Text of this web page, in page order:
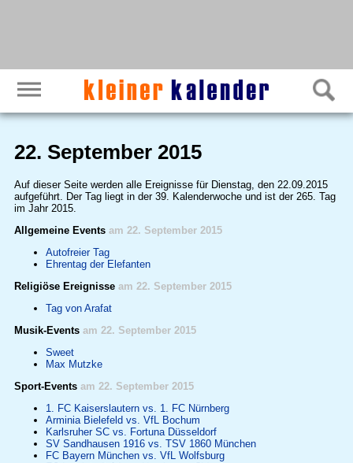
22. September 2015
Auf dieser Seite werden alle Ereignisse für Dienstag, den 22.09.2015
aufgeführt. Der Tag liegt in der 39. Kalenderwoche und ist der 265. Tag
im Jahr 2015.
Allgemeine Events am 22. September 2015
Autofreier Tag
Ehrentag der Elefanten
Religiöse Ereignisse am 22. September 2015
Tag von Arafat
Musik-Events am 22. September 2015
Sweet
Max Mutzke
Sport-Events am 22. September 2015
1. FC Kaiserslautern vs. 1. FC Nürnberg
Arminia Bielefeld vs. VfL Bochum
Karlsruher SC vs. Fortuna Düsseldorf
SV Sandhausen 1916 vs. TSV 1860 München
FC Bayern München vs. VfL Wolfsburg